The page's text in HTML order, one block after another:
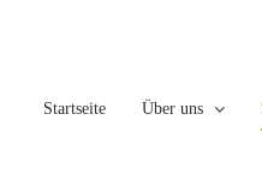
Startseite
Über uns